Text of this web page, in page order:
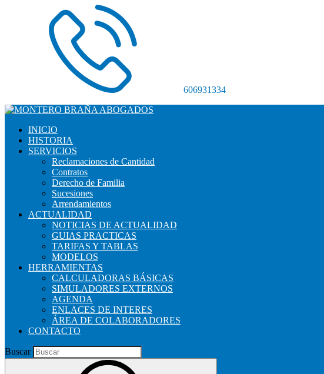
606931334
INICIO
HISTORIA
SERVICIOS
Reclamaciones de Cantidad
Contratos
Derecho de Familia
Sucesiones
Arrendamientos
ACTUALIDAD
NOTICIAS DE ACTUALIDAD
GUIAS PRACTICAS
TARIFAS Y TABLAS
MODELOS
HERRAMIENTAS
CALCULADORAS BÁSICAS
SIMULADORES EXTERNOS
AGENDA
ENLACES DE INTERES
ÁREA DE COLABORADORES
CONTACTO
Buscar